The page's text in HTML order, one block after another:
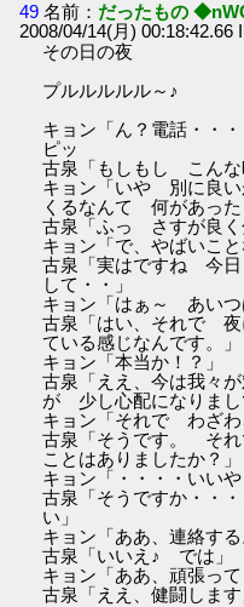
49 名前： だったもの
2008/04/14(月) 00:18:42.66
その日の夜
プルルルルル～♪
キョン「ん？電話・・・
ピッ
古泉「もしもし こんな
キョン「いや 別に良
くるなんて 何があった
古泉「ふっ さすが良く
キョン「で、やばいこと
古泉「実はですね 今
して・・」
キョン「はぁ～ あいつ
古泉「はい、それで 夜
ている感じなんです。」
キョン「本当か！？」
古泉「ええ、今は我々
が 少し心配になりまし
キョン「それで わざわ
古泉「そうです。 それ
ことはありましたか？」
キョン「・・・・いい
古泉「そうですか・・
い」
キョン「ああ、連絡す
古泉「いいえ♪ では」
キョン「ああ、頑張って
古泉「ええ、健闘します